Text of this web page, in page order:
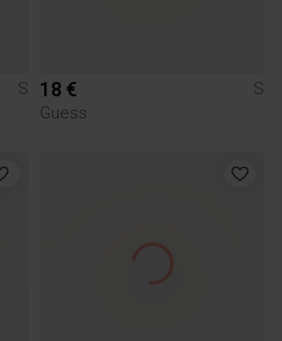
S
18 €
S
Guess